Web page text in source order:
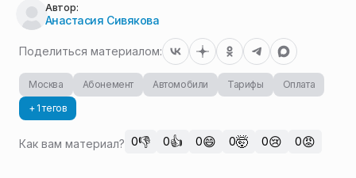
Автор:
Анастасия Сивякова
Поделиться материалом:
Москва Абонемент Автомобили Тарифы
Оплата
+ 1 тегов
Как вам материал? 0👎 0👍 0😄 0🤯 0😢 0😡